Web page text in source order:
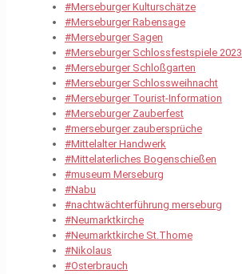
#Merseburger Kulturschätze
#Merseburger Rabensage
#Merseburger Sagen
#Merseburger Schlossfestspiele 2023
#Merseburger Schloßgarten
#Merseburger Schlossweihnacht
#Merseburger Tourist-Information
#Merseburger Zauberfest
#merseburger zaubersprüche
#Mittelalter Handwerk
#Mittelaterliches Bogenschießen
#museum Merseburg
#Nabu
#nachtwächterführung merseburg
#Neumarktkirche
#Neumarktkirche St.Thome
#Nikolaus
#Osterbrauch